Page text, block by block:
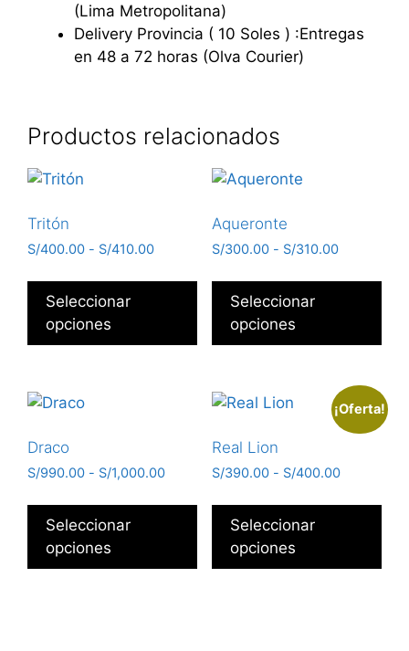
(Lima Metropolitana)
Delivery Provincia ( 10 Soles ) :Entregas
en 48 a 72 horas (Olva Courier)
Productos relacionados
Tritón
S/400.00 - S/410.00
Seleccionar
opciones
Aqueronte
S/300.00 - S/310.00
Seleccionar
opciones
Draco
S/990.00 - S/1,000.00
Seleccionar
opciones
¡Oferta!
Real Lion
S/390.00 - S/400.00
Seleccionar
opciones